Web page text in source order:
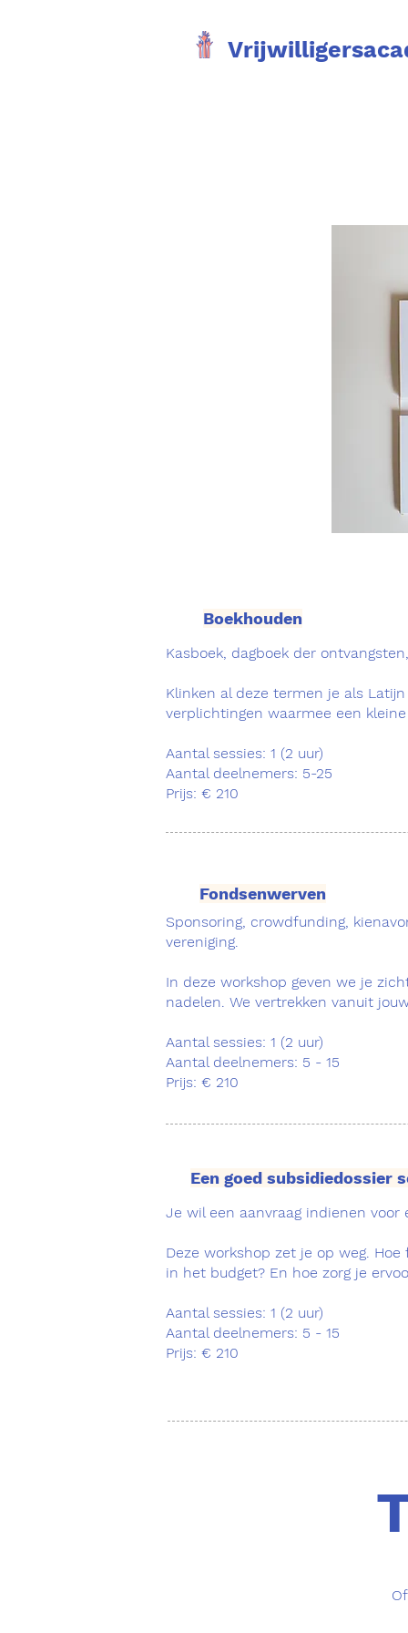
Boekhouden
Kasboek, dagboek der
Klinken al deze termen je als
verplichtingen waarmee een
Aantal sessies: 1 (2 uur)
Aantal deelnemers: 5-25
Prijs: € 210
Fondsenwerven
Sponsoring, crowdfunding,
vereniging.
In deze workshop geven we je
nadelen. We vertrekken vanuit
Aantal sessies: 1 (2 uur)
Aantal deelnemers: 5 - 15
Prijs: € 210
Een goed subsidiedossier
Je wil een aanvraag indienen
Deze workshop zet je op weg.
in het budget? En hoe zorg je
Aantal sessies: 1 (2 uur)
Aantal deelnemers: 5 - 15
Prijs: € 210